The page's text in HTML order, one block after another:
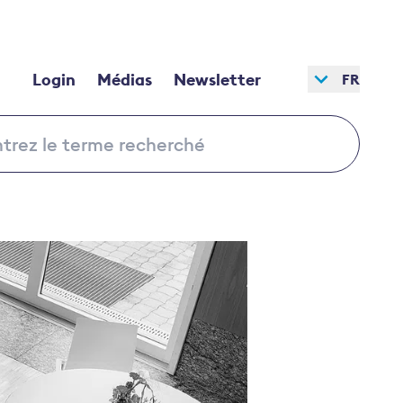
Login Médias Newsletter FR